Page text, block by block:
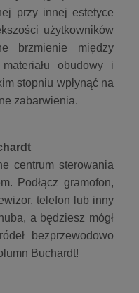
przy innej estetyce
użytkowników
brzmienie między
obudowy i
stopniu wpłynąć na
zabarwienia.
centrum sterowania
Podłącz gramofon,
telefon lub inny
a będziesz mógł
bezprzewodowo
Buchardt!